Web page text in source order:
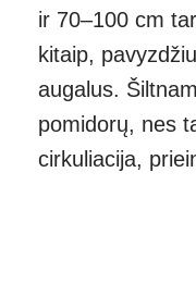
ir 70–100 cm
kitaip,
augalus.
pomidorų, nes
cirkuliacija,